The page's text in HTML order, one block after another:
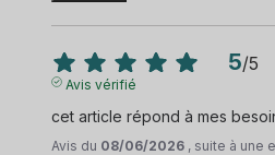
5/5
Avis vérifié
cet article répond à mes
Avis du 08/06/2026 , suite à une